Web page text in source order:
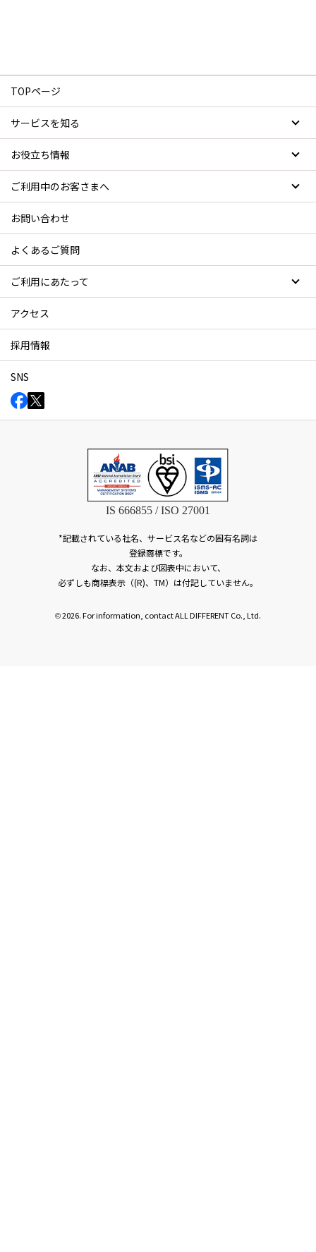
詳しく見る
TOPページ
サービスを知る
お役立ち情報
ご利用中のお客さまへ
お問い合わせ
よくあるご質問
ご利用にあたって
アクセス
採用情報
SNS
IS 666855 / ISO 27001
*記載されている社名、サービス名などの固有名詞は
登録商標です。
なお、本文および図表中において、
必ずしも商標表示（(R)、TM）は付記していません。
©2026. For information, contact ALL DIFFERENT Co., Ltd.